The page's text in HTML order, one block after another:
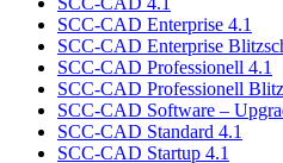
SCC-CAD Enterprise 4.1
SCC-CAD Enterprise
SCC-CAD Professionell 4.1
SCC-CAD Professionell
SCC-CAD Software –
SCC-CAD Standard 4.1
SCC-CAD Startup 4.1